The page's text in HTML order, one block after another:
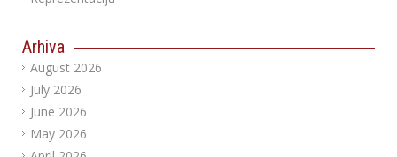
Arhiva
August 2026
July 2026
June 2026
May 2026